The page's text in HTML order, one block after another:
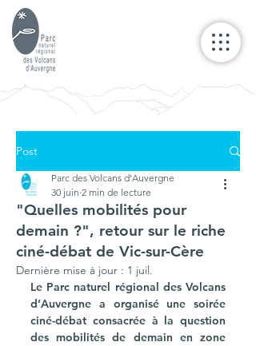
Post
"Quelles mobilités pour
demain ?", retour sur le riche
ciné-débat de Vic-sur-Cère
Parc des Volcans d'Auvergne
30 juin 2 min de lecture
Dernière mise à jour : 1 juil.
Le Parc naturel régional des Volcans
d’Auvergne a organisé une soirée
ciné-débat consacrée à la question
des mobilités de demain en zone